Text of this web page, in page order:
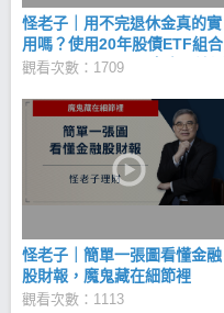
怪老子｜用不完退休金真的實
用嗎？使用20年股債ETF組合
(006203, 00679B)實際回流測
觀看次數：1709
怪老子｜簡單一張圖看懂金融
股財報，魔鬼藏在細節裡
觀看次數：1113